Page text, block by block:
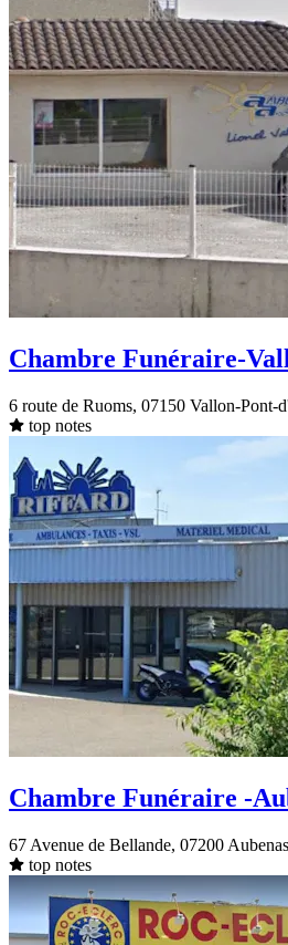
Chambre Funéraire-
6 route de Ruoms, 07150 Vallon-Pont-
top notes
Chambre Funéraire -
67 Avenue de Bellande, 07200 Aubenas
top notes